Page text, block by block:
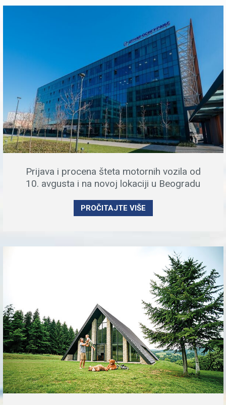
Prijava i procena šteta motornih vozila od
10. avgusta i na novoj lokaciji u Beogradu
PROČITAJTE VIŠE